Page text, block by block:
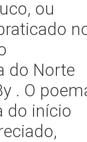
ou
do Norte
. O
do início